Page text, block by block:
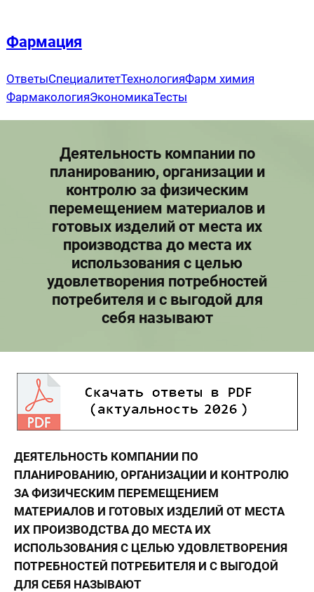
содержимому
Фармация
ОтветыСпециалитетТехнологияФарм химия
ФармакологияЭкономикаТесты
Деятельность компании по
планированию, организации и
контролю за физическим
перемещением материалов и
готовых изделий от места их
производства до места их
использования с целью
удовлетворения потребностей
потребителя и с выгодой для
себя называют
ДЕЯТЕЛЬНОСТЬ КОМПАНИИ ПО
ПЛАНИРОВАНИЮ, ОРГАНИЗАЦИИ И КОНТРОЛЮ
ЗА ФИЗИЧЕСКИМ ПЕРЕМЕЩЕНИЕМ
МАТЕРИАЛОВ И ГОТОВЫХ ИЗДЕЛИЙ ОТ МЕСТА
ИХ ПРОИЗВОДСТВА ДО МЕСТА ИХ
ИСПОЛЬЗОВАНИЯ С ЦЕЛЬЮ УДОВЛЕТВОРЕНИЯ
ПОТРЕБНОСТЕЙ ПОТРЕБИТЕЛЯ И С ВЫГОДОЙ
ДЛЯ СЕБЯ НАЗЫВАЮТ